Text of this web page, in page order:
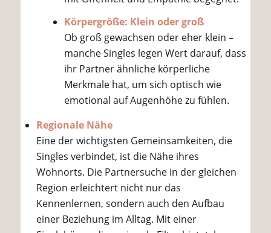
Körpergröße: Klein oder groß
Ob groß gewachsen oder eher klein –
manche Singles legen Wert darauf, dass
ihr Partner ähnliche körperliche
Merkmale hat, um sich optisch wie
emotional auf Augenhöhe zu fühlen.
Regionale Nähe
Eine der wichtigsten Gemeinsamkeiten, die
Singles verbindet, ist die Nähe ihres
Wohnorts. Die Partnersuche in der gleichen
Region erleichtert nicht nur das
Kennenlernen, sondern auch den Aufbau
einer Beziehung im Alltag. Mit einer